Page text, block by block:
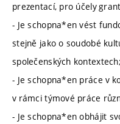
prezentací, pro účely
- Je schopna*en vést
stejně jako o soudobé
společenských kontextech;
- Je schopna*en práce v
v rámci týmové práce
- Je schopna*en obhájit